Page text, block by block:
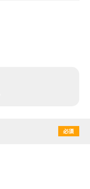
必須